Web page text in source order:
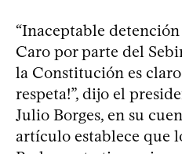
“Inaceptable
Caro por parte del
la Constitución es
respeta!”, dijo el
Julio Borges, en su
artículo establece que